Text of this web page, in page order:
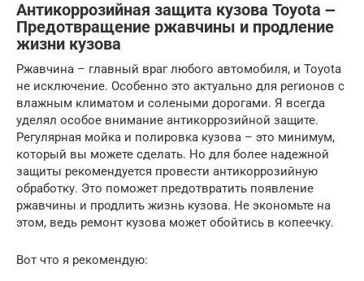
Антикоррозийная защита кузова Toyota ౼
Предотвращение ржавчины и продление
жизни кузова
Ржавчина – главный враг любого автомобиля, и Toyota
не исключение. Особенно это актуально для регионов с
влажным климатом и солеными дорогами. Я всегда
уделял особое внимание антикоррозийной защите.
Регулярная мойка и полировка кузова – это минимум,
который вы можете сделать. Но для более надежной
защиты рекомендуется провести антикоррозийную
обработку. Это поможет предотвратить появление
ржавчины и продлить жизнь кузова. Не экономьте на
этом, ведь ремонт кузова может обойтись в копеечку.
Вот что я рекомендую: